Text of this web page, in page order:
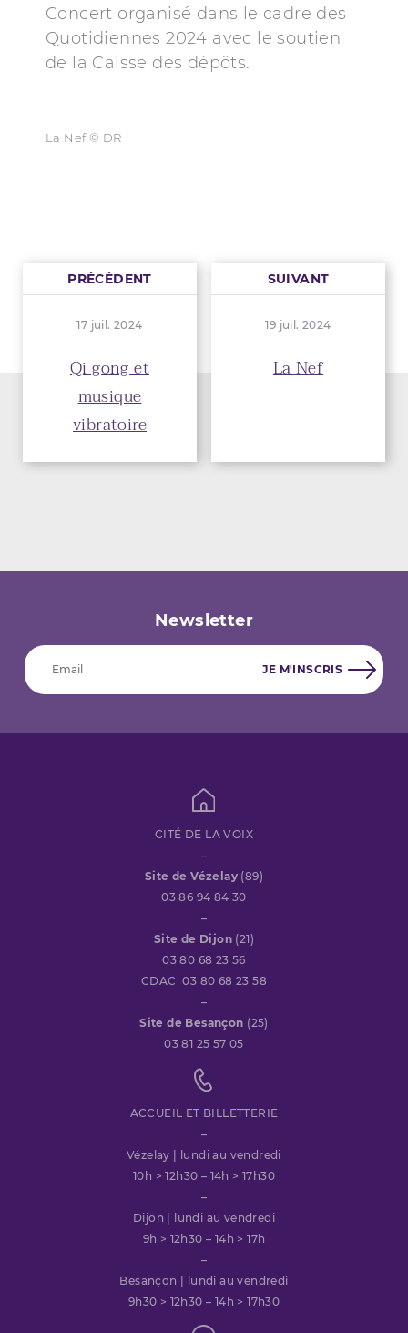
Concert organisé dans le cadre des
Quotidiennes 2024 avec le soutien
de la Caisse des dépôts.
La Nef © DR
PRÉCÉDENT
17 juil. 2024
Qi gong et
musique
vibratoire
SUIVANT
19 juil. 2024
La Nef
Newsletter
CITÉ DE LA VOIX
–
Site de Vézelay (89)
03 86 94 84 30
–
Site de Dijon (21)
03 80 68 23 56
CDAC 03 80 68 23 58
–
Site de Besançon (25)
03 81 25 57 05
ACCUEIL ET BILLETTERIE
–
Vézelay | lundi au vendredi
10h > 12h30 – 14h > 17h30
–
Dijon | lundi au vendredi
9h > 12h30 – 14h > 17h
–
Besançon | lundi au vendredi
9h30 > 12h30 – 14h > 17h30